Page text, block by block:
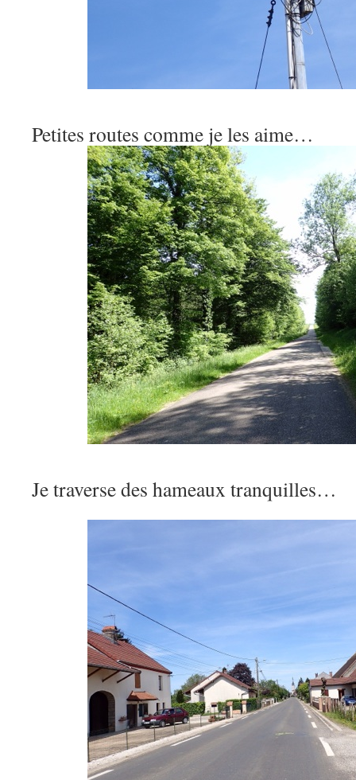
Petites routes comme je les aime…
Je traverse des hameaux tranquilles…